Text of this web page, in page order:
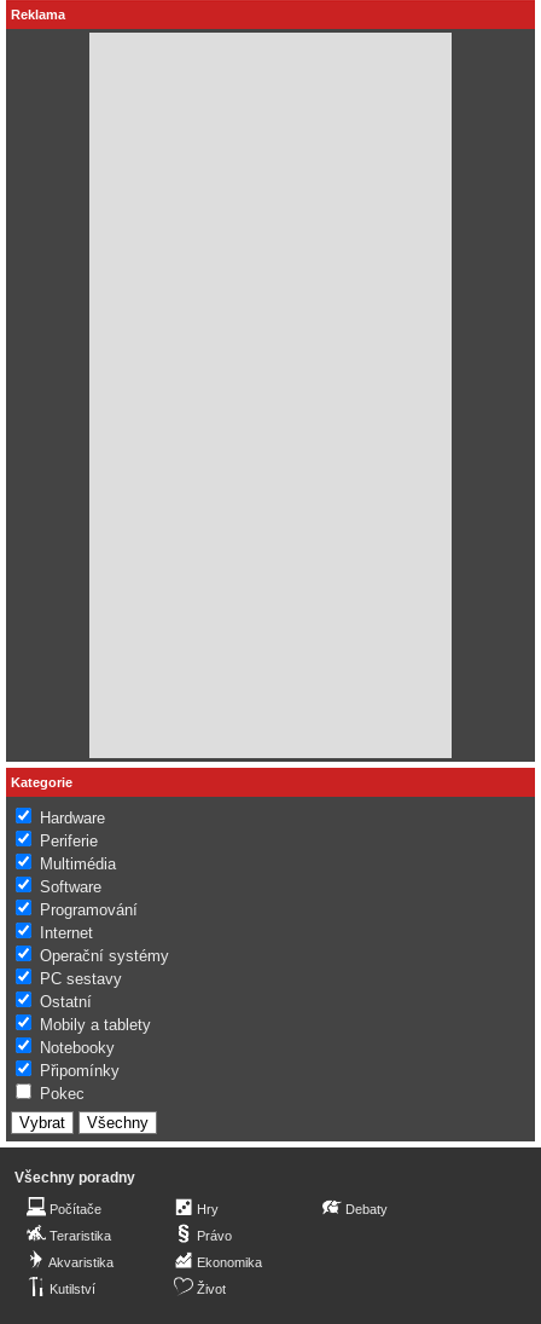
Reklama
Kategorie
Hardware
Periferie
Multimédia
Software
Programování
Internet
Operační systémy
PC sestavy
Ostatní
Mobily a tablety
Notebooky
Připomínky
Pokec
Všechny poradny
Počítače
Teraristika
Akvaristika
Kutilství
Hry
Právo
Ekonomika
Život
Debaty